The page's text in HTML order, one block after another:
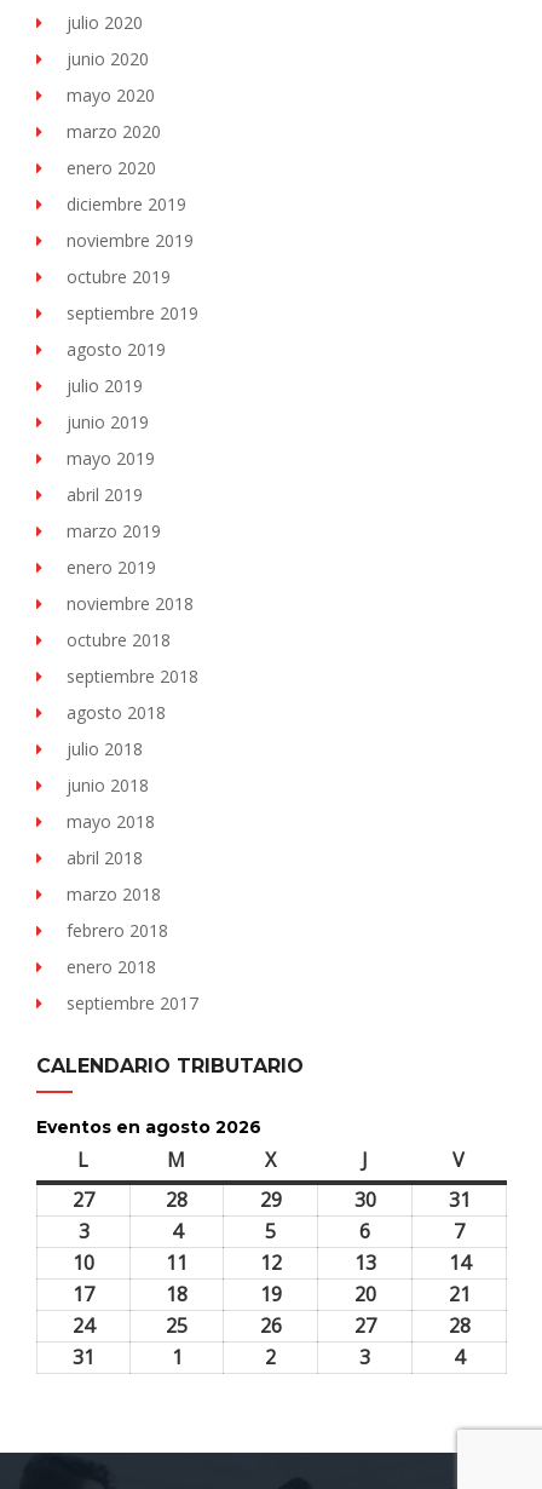
julio 2020
junio 2020
mayo 2020
marzo 2020
enero 2020
diciembre 2019
noviembre 2019
octubre 2019
septiembre 2019
agosto 2019
julio 2019
junio 2019
mayo 2019
abril 2019
marzo 2019
enero 2019
noviembre 2018
octubre 2018
septiembre 2018
agosto 2018
julio 2018
junio 2018
mayo 2018
abril 2018
marzo 2018
febrero 2018
enero 2018
septiembre 2017
CALENDARIO TRIBUTARIO
Eventos en agosto 2026
L M Xmiércoles J Vviernes
2727
28 2929
2026
3030
2026
31
2026
33
agosto,
2026
44
agosto,
2026
5
agosto,
2026
6
agosto,
2026
77
agosto,
2026
10
agosto,
2026
11 1212
agosto,
2026
1313
agosto,
2026
1414
2026
1717
agosto,
18 1919
agosto,
2020
agosto,
21
agosto,
2424
25 2626
2727
2828
31 1 2 3 44